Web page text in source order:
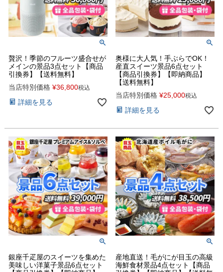
贅沢！季節のフルーツ盛合せが
メインの景品3点セット【商品
引換券】【送料無料】
当店特別価格 ¥36,800税込
詳細を見る
奥様に大人気！手ぶらでOK！
産直スイーツ景品6点セット
【商品引換券】【即納商品】
【送料無料】
当店特別価格 ¥25,000税込
詳細を見る
銀座千疋屋のスイーツを集めた
美味しい洋菓子景品6点セット
産地直送！毛がにが目玉の高級
海鮮食材景品4点セット【商品